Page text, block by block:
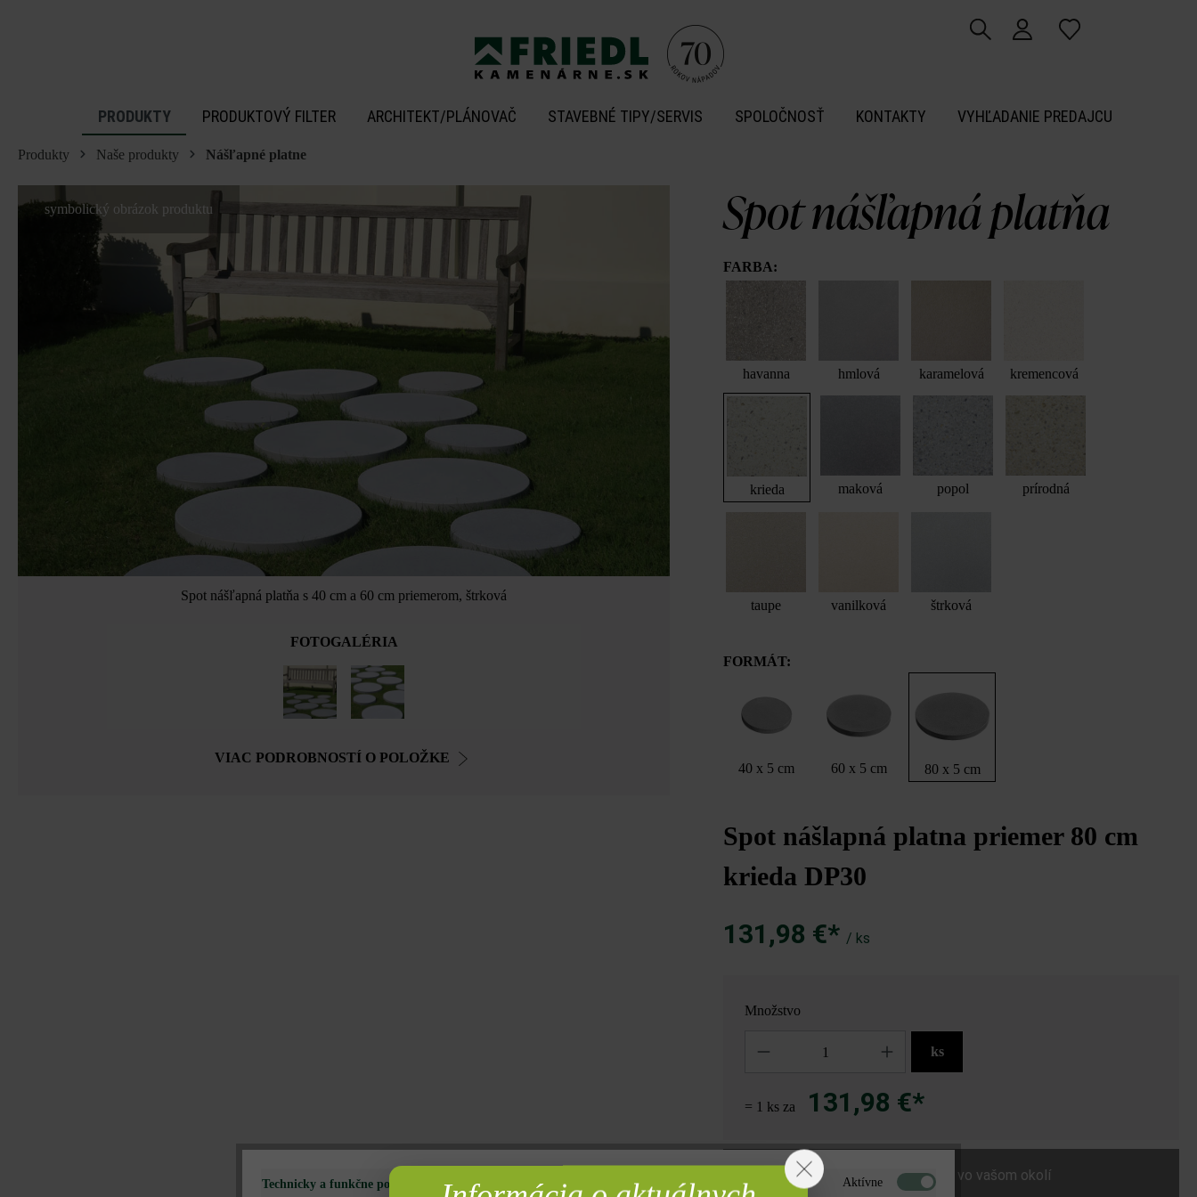
PRODUKTY PRODUKTOVÝ FILTER ARCHITEKT/PLÁNOVAČ STAVEBNÉ TIPY/SERVIS SPOLOČNOSŤ KONTAKTY VYHĽADANIE PREDAJCU
Produkty Naše produkty Nášľapné platne
Spot nášľapná platňa s 40 cm a 60 cm priemerom, štrková
symbolický obrázok produktu
FOTOGALÉRIA
VIAC PODROBNOSTÍ O POLOŽKE
Spot nášľapná platňa
FARBA:
havanna hmlová karamelová kremencová
krieda maková popol prírodná
taupe vanilková štrková
FORMÁT:
40 x 5 cm 60 x 5 cm 80 x 5 cm
Spot nášlapná platna priemer 80 cm
krieda DP30
131,98 €* / ks
Množstvo
ks
= 1 ks za 131,98 €*
Nájdite predajcu vo vašom okolí
Technicky a funkčne potrebné Aktívne